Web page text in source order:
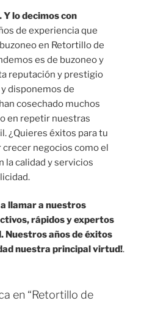
lo decimos con
de experiencia que
en Retortillo de
es de buzoneo y
reputación y prestigio
disponemos de
cosechado muchos
en repetir nuestras
¿Quieres éxitos para tu
negocios como el
la calidad y servicios
llamar a nuestros
rápidos y expertos
Nuestros años de éxitos
nuestra principal virtud!.
en “Retortillo de